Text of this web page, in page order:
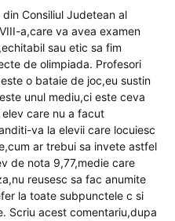
Consiliul Judetean al
a,care va avea examen
sau etic sa fim
de olimpiada. Profesori
o bataie de joc,eu sustin
unul mediu,ci este ceva
care nu a facut
va la elevii care locuiesc
ar trebui sa invete astfel
de nota 9,77,medie care
reusesc sa fac anumite
la toate subpunctele c si
Scriu acest comentariu,dupa